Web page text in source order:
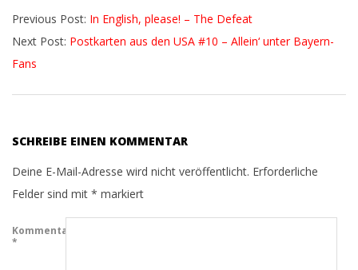
11-
14
Previous Post: In English, please! – The Defeat
Next Post: Postkarten aus den USA #10 – Allein‘ unter Bayern-
Fans
SCHREIBE EINEN KOMMENTAR
Deine E-Mail-Adresse wird nicht veröffentlicht. Erforderliche
Felder sind mit * markiert
Kommentar
*